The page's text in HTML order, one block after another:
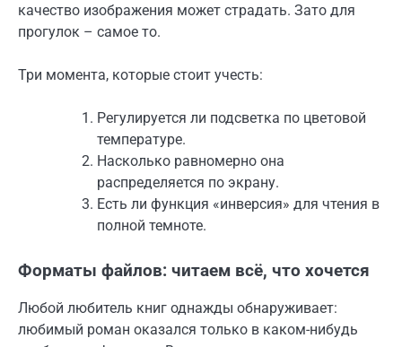
качество изображения может страдать. Зато для
прогулок – самое то.
Три момента, которые стоит учесть:
Регулируется ли подсветка по цветовой
температуре.
Насколько равномерно она
распределяется по экрану.
Есть ли функция «инверсия» для чтения в
полной темноте.
Форматы файлов: читаем всё, что хочется
Любой любитель книг однажды обнаруживает:
любимый роман оказался только в каком-нибудь